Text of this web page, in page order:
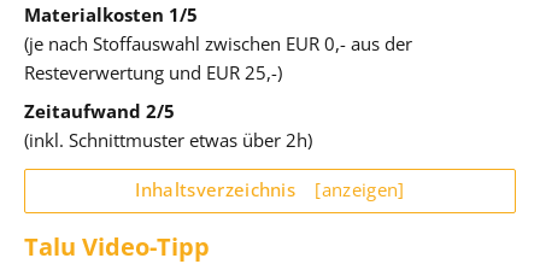
Materialkosten 1/5
(je nach Stoffauswahl zwischen EUR 0,- aus der
Resteverwertung und EUR 25,-)
Zeitaufwand 2/5
(inkl. Schnittmuster etwas über 2h)
Inhaltsverzeichnis [anzeigen]
Talu Video-Tipp